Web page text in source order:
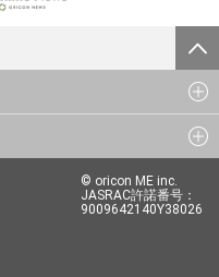
© oricon ME inc.
JASRAC許諾番号：
9009642140Y38026